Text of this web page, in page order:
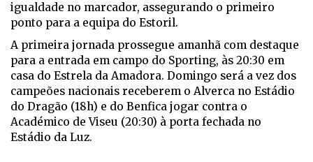
igualdade no marcador, assegurando o primeiro
ponto para a equipa do Estoril.
A primeira jornada prossegue amanhã com destaque
para a entrada em campo do Sporting, às 20:30 em
casa do Estrela da Amadora. Domingo será a vez dos
campeões nacionais receberem o Alverca no Estádio
do Dragão (18h) e do Benfica jogar contra o
Académico de Viseu (20:30) à porta fechada no
Estádio da Luz.